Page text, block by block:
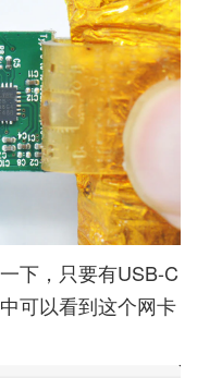
下，只要有USB-C
可以看到这个网卡